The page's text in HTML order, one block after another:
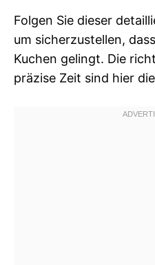
Folgen Sie dieser
um sicherzustellen,
Kuchen gelingt. Die
präzise Zeit sind hier